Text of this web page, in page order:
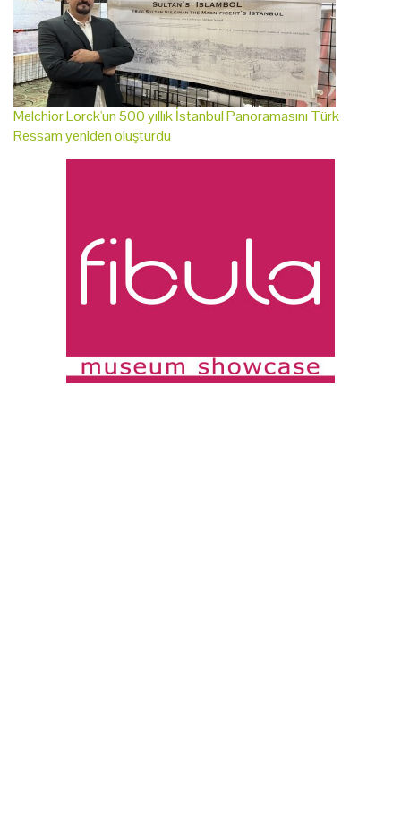
Melchior Lorck'un 500 yıllık İstanbul Panoramasını Türk
Ressam yeniden oluşturdu